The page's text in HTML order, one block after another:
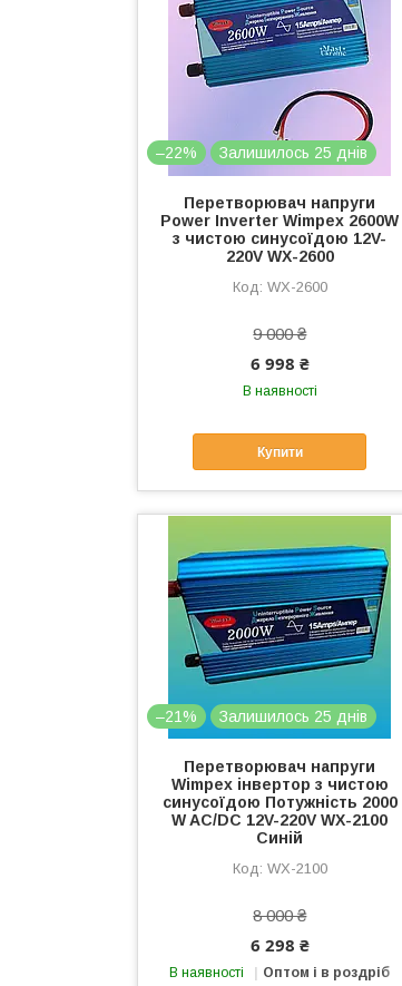
–22% Залишилось 25 днів
Перетворювач напруги
Power Inverter Wimpex 2600W
з чистою синусоїдою 12V-
220V WX-2600
WX-2600
9 000 ₴
6 998 ₴
В наявності
Купити
–21% Залишилось 25 днів
Перетворювач напруги
Wimpex інвертор з чистою
синусоїдою Потужність 2000
W AC/DC 12V-220V WX-2100
Синій
WX-2100
8 000 ₴
6 298 ₴
В наявності Оптом і в роздріб